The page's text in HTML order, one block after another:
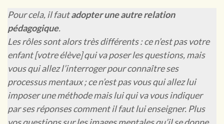
Pour cela, il fautadopter une autre relation
pédagogique.
Les rôles sont alors très différents : ce n’est pas votre
enfant [votre élève] qui va poser les questions, mais
vous qui allez l’interroger pour connaître ses
processus mentaux ; ce n’est pas vous qui allez lui
imposer une méthode mais lui qui va vous indiquer
par ses réponses comment il faut lui enseigner. Plus